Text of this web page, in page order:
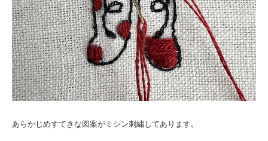
あらかじめすてきな図案がミシン刺繍してあります。